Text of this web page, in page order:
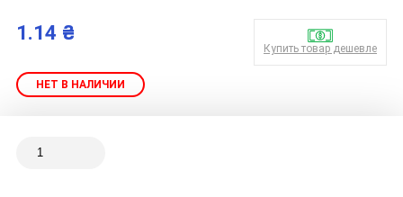
1.14 ₴
Купить товар дешевле
НЕТ В НАЛИЧИИ